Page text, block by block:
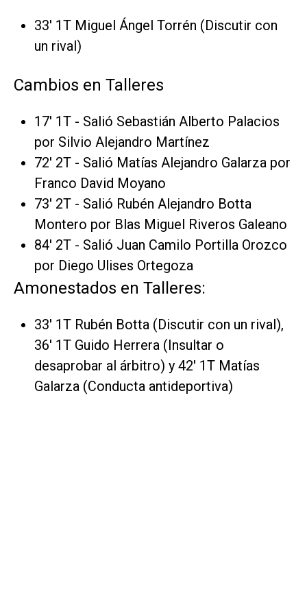
33' 1T Miguel Ángel Torrén (Discutir con
un rival)
Cambios en Talleres
17' 1T - Salió Sebastián Alberto Palacios
por Silvio Alejandro Martínez
72' 2T - Salió Matías Alejandro Galarza por
Franco David Moyano
73' 2T - Salió Rubén Alejandro Botta
Montero por Blas Miguel Riveros Galeano
84' 2T - Salió Juan Camilo Portilla Orozco
por Diego Ulises Ortegoza
Amonestados en Talleres:
33' 1T Rubén Botta (Discutir con un rival),
36' 1T Guido Herrera (Insultar o
desaprobar al árbitro) y 42' 1T Matías
Galarza (Conducta antideportiva)